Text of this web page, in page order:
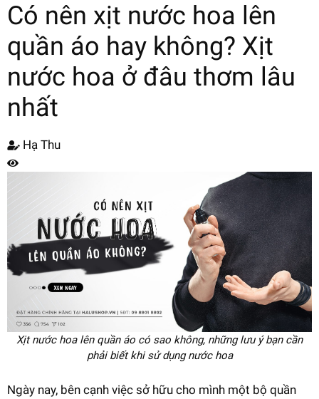
Có nên xịt nước hoa lên
quần áo hay không? Xịt
nước hoa ở đâu thơm lâu
nhất
Hạ Thu
Xịt nước hoa lên quần áo có sao không, những lưu ý bạn cần
phải biết khi sử dụng nước hoa
Ngày nay, bên cạnh việc sở hữu cho mình một bộ quần